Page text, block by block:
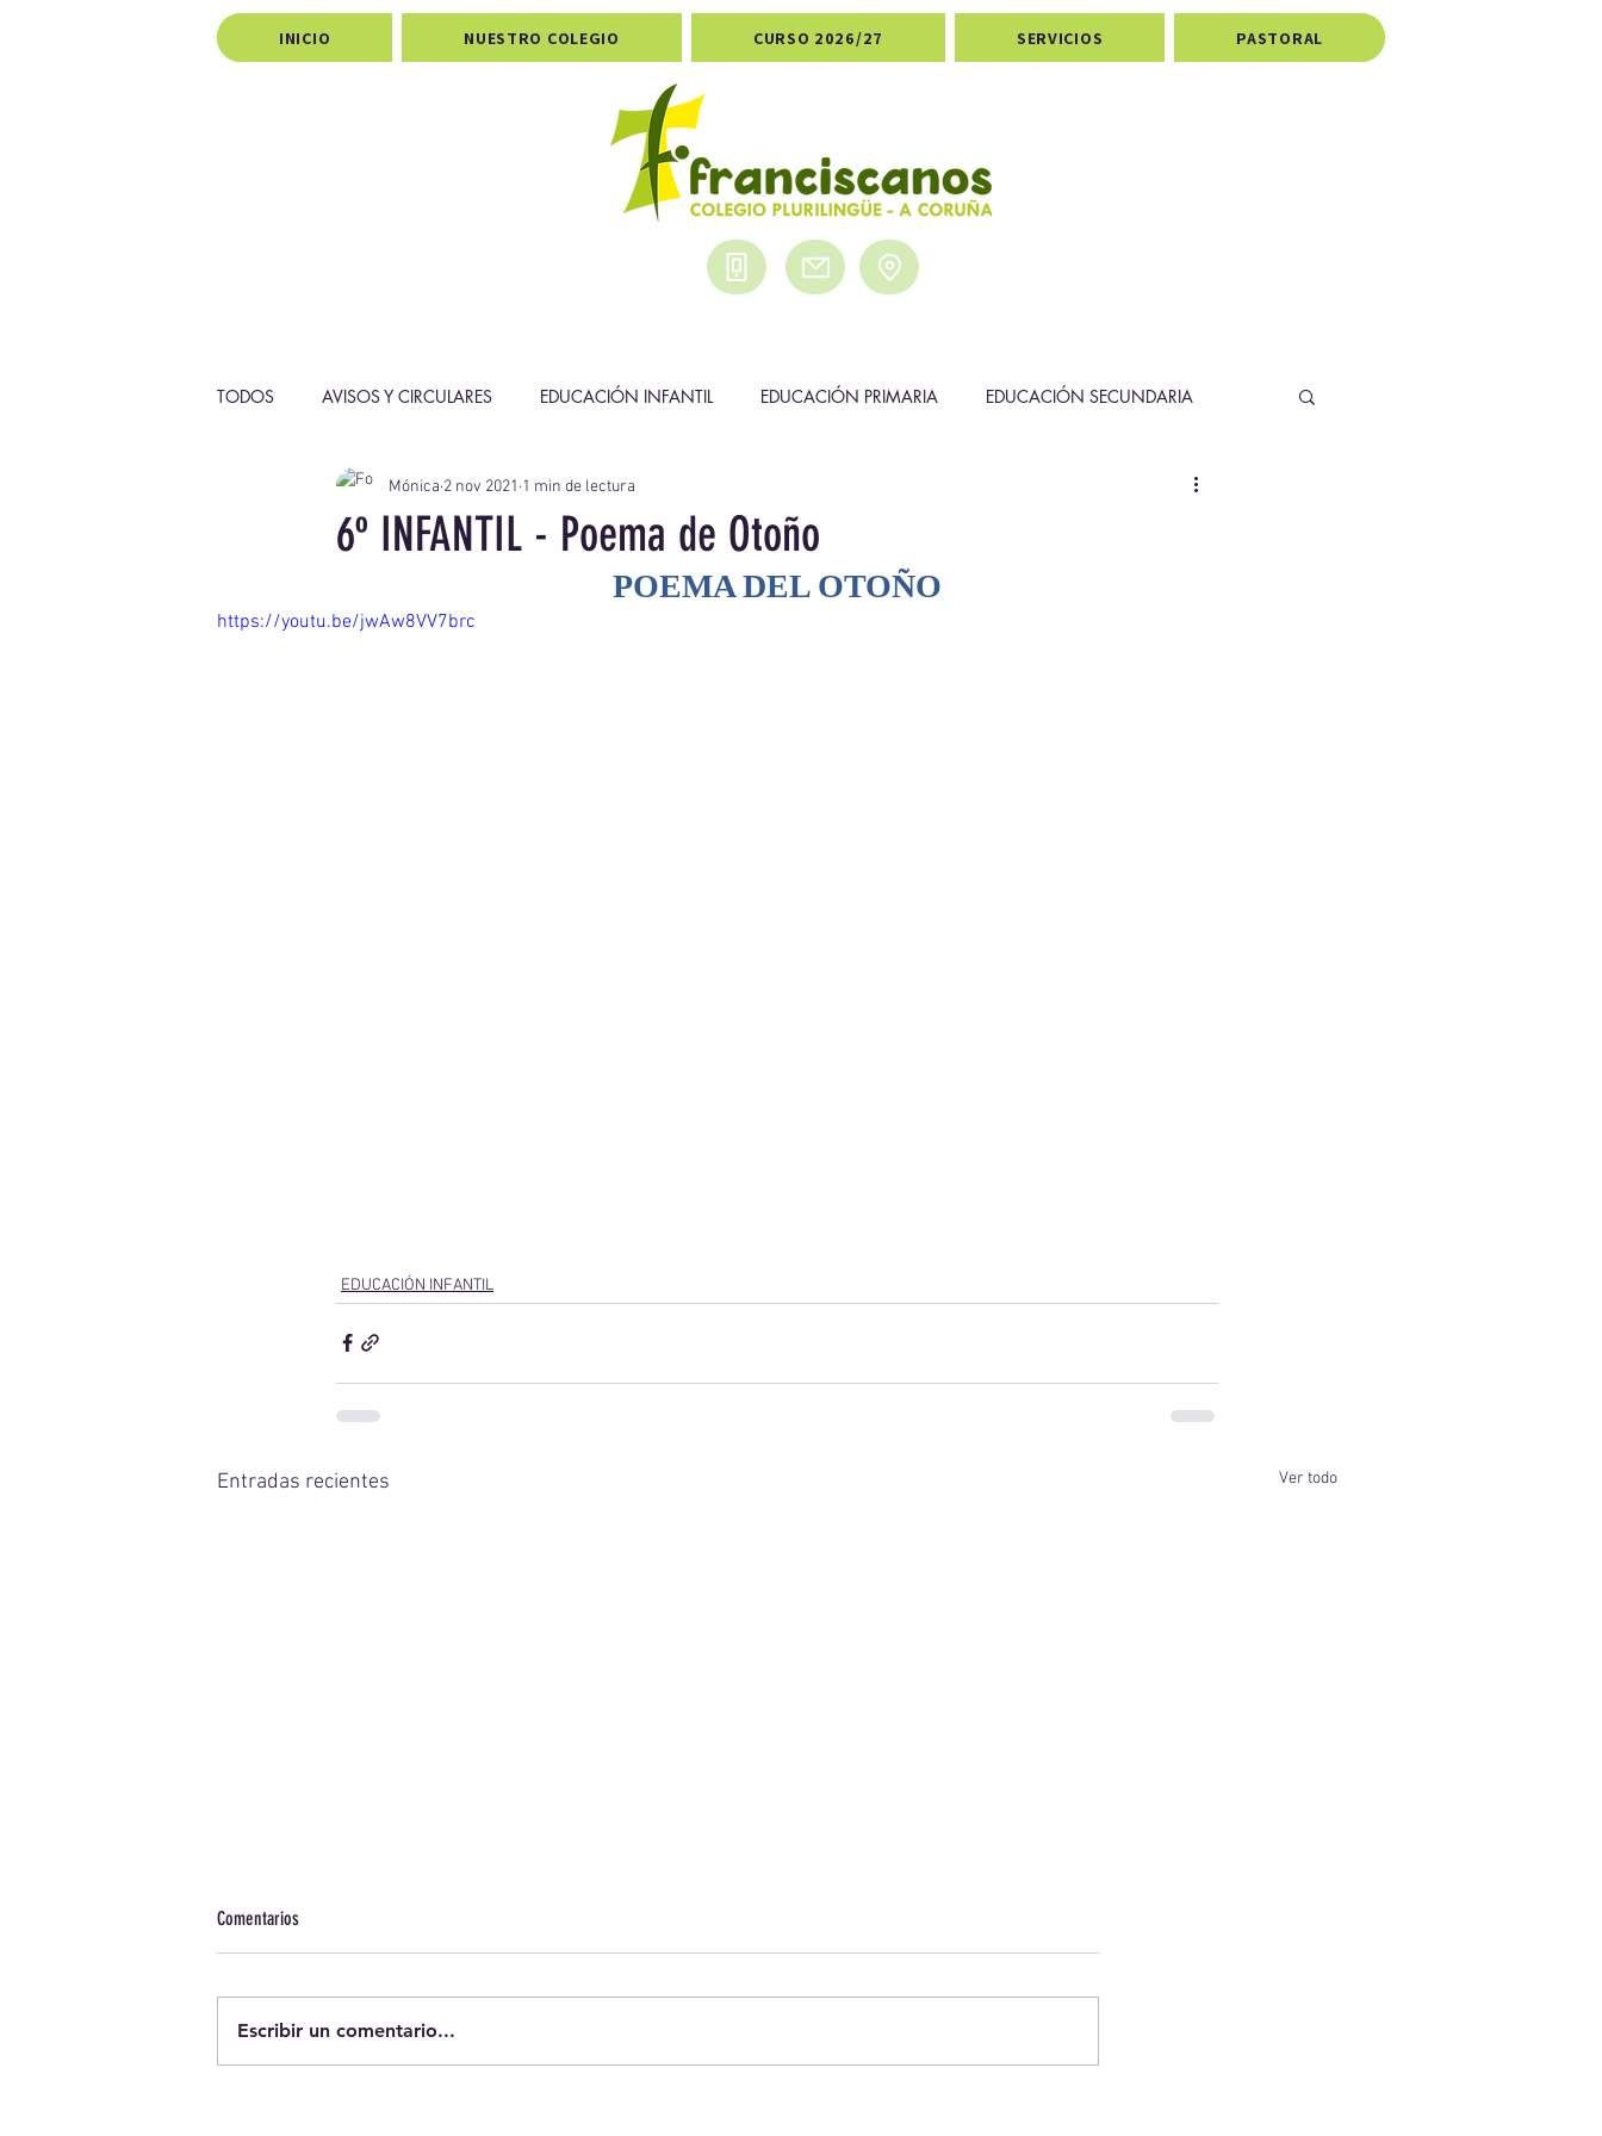
INICIO NUESTRO COLEGIO CURSO 2026/27 SERVICIOS PASTORAL
TODOS AVISOS Y CIRCULARES EDUCACIÓN INFANTIL EDUCACIÓN PRIMARIA EDUCACIÓN SECUNDARIA
PROYECTOS PASTORAL DEPORTES
6º INFANTIL - Poema de Otoño
Mónica 2 nov 2021 1 min de lectura
POEMA DEL OTOÑO
https://youtu.be/jwAw8VV7brc
EDUCACIÓN INFANTIL
Entradas recientes Ver todo
CIRCULAR: Infantil y Primaria
Festa do Entroido en Franciscanos
Comentarios
Escribir un comentario...